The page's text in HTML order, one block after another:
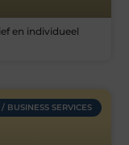
en individueel
BUSINESS SERVICES